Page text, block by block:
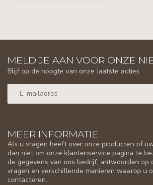
MEER INFORMATIE
Als u vragen heeft over onze producten of
dan niet om onze klantenservice pagina te
de gegevens van ons bedrijf, antwoorden op
vragen en verschillende manieren waarop u
contacteren.
MELD JE AAN VOOR ONZE
Blijf op de hoogte van onze laatste acties.